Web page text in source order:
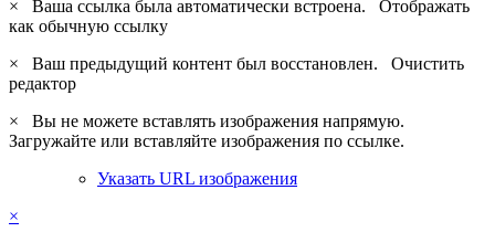
×
Ваша ссылка была автоматически встроена. Отображать
как обычную ссылку
×
Ваш предыдущий контент был восстановлен. Очистить
редактор
×
Вы не можете вставлять изображения напрямую.
Загружайте или вставляйте изображения по ссылке.
Указать URL изображения
×